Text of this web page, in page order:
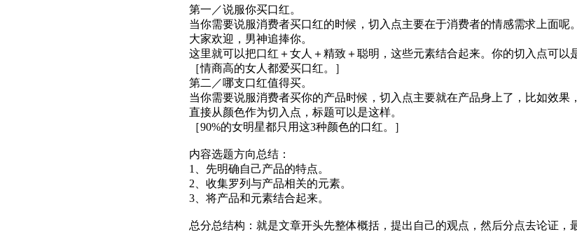
第一／说服你买口红。
当你需要说服消费者买口红的时候，切入点主要在于消费者的情感需求上面呢
大家欢迎，男神追捧你。
这里就可以把口红＋女人＋精致＋聪明，这些元素结合起来。你的切入点可以
［情商高的女人都爱买口红。］
第二／哪支口红值得买。
当你需要说服消费者买你的产品时候，切入点主要就在产品身上了，比如效果
直接从颜色作为切入点，标题可以是这样。
［90%的女明星都只用这3种颜色的口红。］
内容选题方向总结：
1、先明确自己产品的特点。
2、收集罗列与产品相关的元素。
3、将产品和元素结合起来。
总分总结构：就是文章开头先整体概括，提出自己的观点，然后分点去论证，